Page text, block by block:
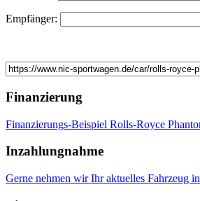
Empfänger:
Finanzierung
Finanzierungs-Beispiel Rolls-Royce
Inzahlungnahme
Gerne nehmen wir Ihr aktuelles Fahrzeug